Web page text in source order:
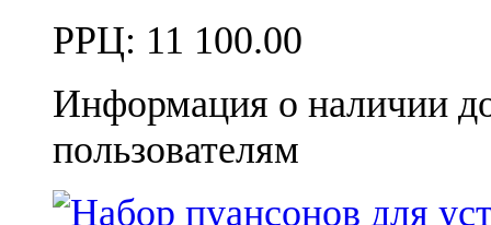
РРЦ: 11 100.00
Информация о наличии
пользователям